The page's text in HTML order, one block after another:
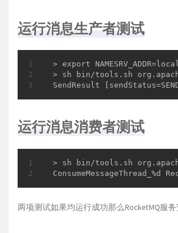
运行消息生产者测试
> export
> sh bin/tools.sh
SendResult
运行消息消费者测试
> sh bin/tools.sh
ConsumeMessageThread_%d
两项测试如果均运行成功那么RocketMQ服